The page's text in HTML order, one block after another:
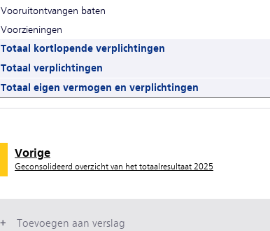
Vooruitontvangen baten
Voorzieningen
Totaal kortlopende verplichtingen
Totaal verplichtingen
Totaal eigen vermogen en verplichtingen
Vorige
Geconsolideerd overzicht van het totaalresultaat 2025
Toevoegen aan verslag